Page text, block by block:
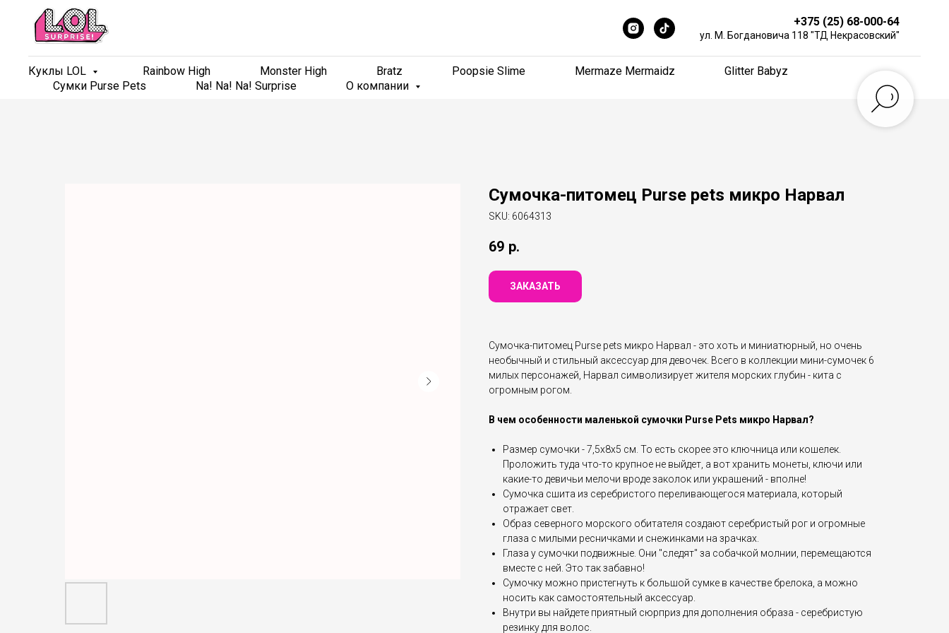
+375 (25) 68-000-64
ул. М. Богдановича 118 "ТД Некрасовский"
Куклы LOL Rainbow High Monster High Bratz Poopsie Slime Mermaze Mermaidz
Glitter Babyz
Сумки Purse Pets
Na! Na! Na! Surprise О компании
+375 (25) 68-000-64
ул. М. Богдановича 118 "ТД Некрасовский"
Куклы LOL Rainbow High Monster High Bratz Poopsie Slime Mermaze Mermaidz
Glitter Babyz
Сумки Purse Pets
Na! Na! Na! Surprise О компании
Сумочка-питомец Purse pets микро Нарвал
SKU: 6064313
69 р.
ЗАКАЗАТЬ
Сумочка-питомец Purse pets микро Нарвал - это хоть и миниатюрный, но очень
необычный и стильный аксессуар для девочек. Всего в коллекции мини-сумочек 6
милых персонажей, Нарвал символизирует жителя морских глубин - кита с
огромным рогом.
В чем особенности маленькой сумочки Purse Pets микро Нарвал?
Размер сумочки - 7,5х8х5 см. То есть скорее это ключница или кошелек.
Проложить туда что-то крупное не выйдет, а вот хранить монеты, ключи или
какие-то девичьи мелочи вроде заколок или украшений - вполне!
Сумочка сшита из серебристого переливающегося материала, который
отражает свет.
Образ северного морского обитателя создают серебристый рог и огромные
глаза с милыми ресничками и снежинками на зрачках.
Глаза у сумочки подвижные. Они "следят" за собачкой молнии, перемещаются
вместе с ней. Это так забавно!
Сумочку можно пристегнуть к большой сумке в качестве брелока, а можно
носить как самостоятельный аксессуар.
Внутри вы найдете приятный сюрприз для дополнения образа - серебристую
резинку для волос.